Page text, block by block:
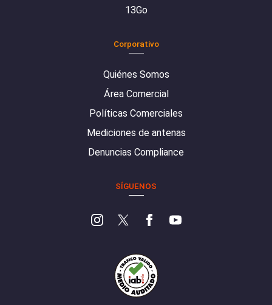
13Go
Corporativo
Quiénes Somos
Área Comercial
Políticas Comerciales
Mediciones de antenas
Denuncias Compliance
SÍGUENOS